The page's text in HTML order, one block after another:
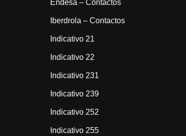
Endesa – Contactos
Iberdrola – Contactos
Indicativo 21
Indicativo 22
Indicativo 231
Indicativo 239
Indicativo 252
Indicativo 255